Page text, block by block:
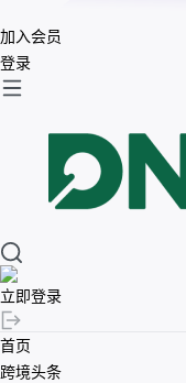
加入会员
登录
立即登录
首页
跨境头条